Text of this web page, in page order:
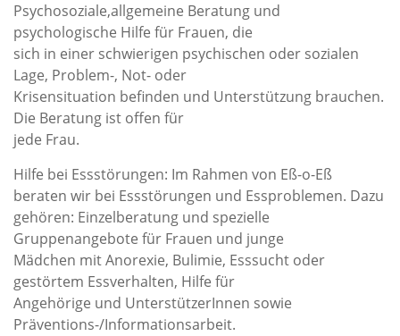
Psychosoziale,allgemeine Beratung und
psychologische Hilfe für Frauen, die
sich in einer schwierigen psychischen oder sozialen
Lage, Problem-, Not- oder
Krisensituation befinden und Unterstützung brauchen.
Die Beratung ist offen für
jede Frau.
Hilfe bei Essstörungen: Im Rahmen von Eß-o-Eß
beraten wir bei Essstörungen und Essproblemen. Dazu
gehören: Einzelberatung und spezielle
Gruppenangebote für Frauen und junge
Mädchen mit Anorexie, Bulimie, Esssucht oder
gestörtem Essverhalten, Hilfe für
Angehörige und UnterstützerInnen sowie
Präventions-/Informationsarbeit.